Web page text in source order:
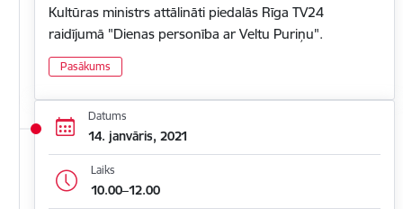
Kultūras ministrs attālināti piedalās Rīga TV24
raidījumā "Dienas personība ar Veltu Puriņu".
Pasākums
Datums
14. janvāris, 2021
Laiks
10.00–12.00